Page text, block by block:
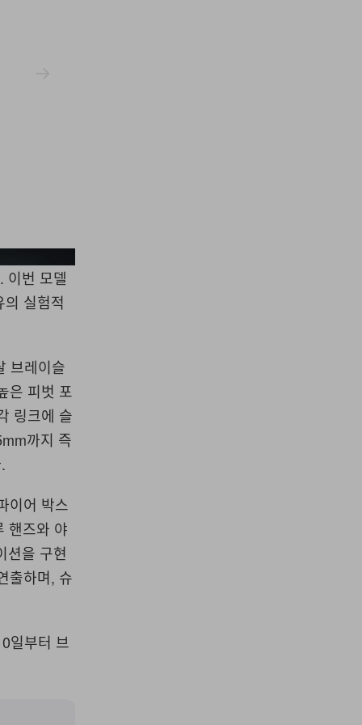
이번 모델
실험적
브레이슬
은 피벗 포
링크에 슬
까지 즉
이어 박스
핸즈와 야
션을 구현
출하며, 슈
일부터 브